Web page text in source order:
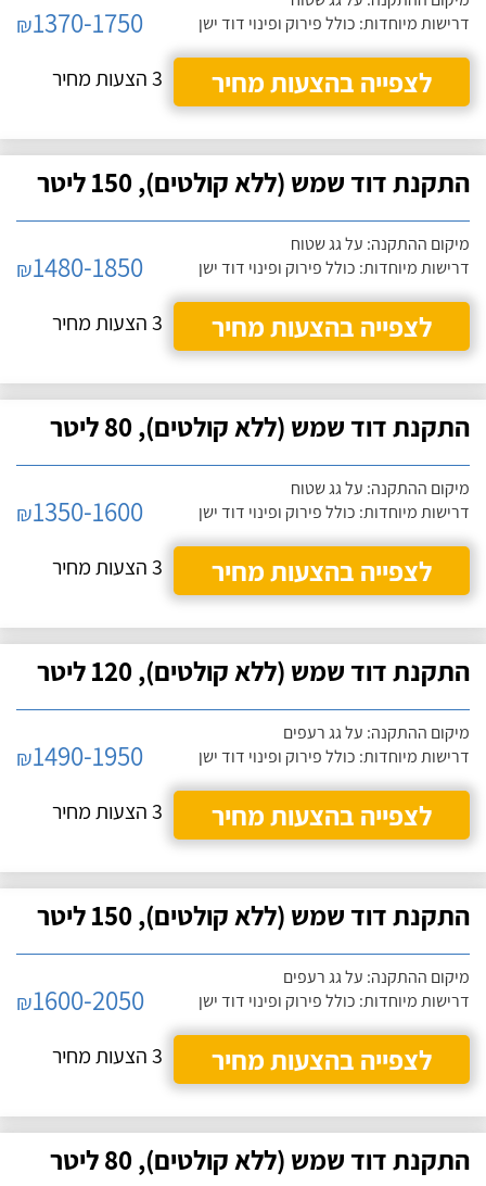
דרישות מיוחדות: כולל פירוק ופינוי דוד ישן
₪1370-1750
לצפייה בהצעות מחיר
3 הצעות מחיר
התקנת דוד שמש (ללא קולטים), 150 ליטר
מיקום ההתקנה: על גג שטוח
דרישות מיוחדות: כולל פירוק ופינוי דוד ישן
₪1480-1850
לצפייה בהצעות מחיר
3 הצעות מחיר
התקנת דוד שמש (ללא קולטים), 80 ליטר
מיקום ההתקנה: על גג שטוח
דרישות מיוחדות: כולל פירוק ופינוי דוד ישן
₪1350-1600
לצפייה בהצעות מחיר
3 הצעות מחיר
התקנת דוד שמש (ללא קולטים), 120 ליטר
מיקום ההתקנה: על גג רעפים
דרישות מיוחדות: כולל פירוק ופינוי דוד ישן
₪1490-1950
לצפייה בהצעות מחיר
3 הצעות מחיר
התקנת דוד שמש (ללא קולטים), 150 ליטר
מיקום ההתקנה: על גג רעפים
דרישות מיוחדות: כולל פירוק ופינוי דוד ישן
₪1600-2050
לצפייה בהצעות מחיר
3 הצעות מחיר
התקנת דוד שמש (ללא קולטים), 80 ליטר